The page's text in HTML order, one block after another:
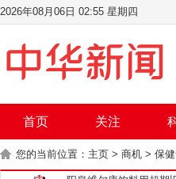
2026年08月06日 02:55 星期四
首页 关注
您的当前位置： 主页 > 商机 > 保